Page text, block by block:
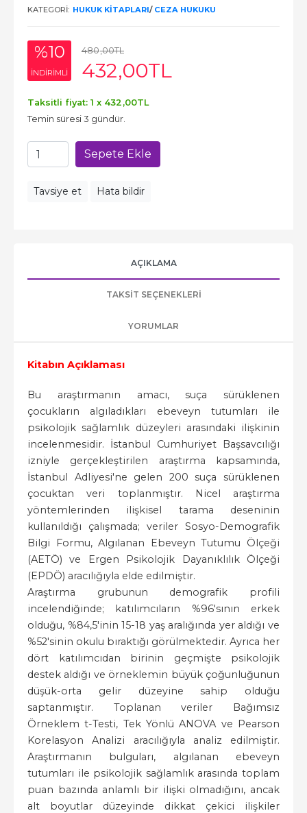
KATEGORI: HUKUK KITAPLARI/ CEZA HUKUKU
%10
INDIRIMLI
480,00TL
432,00TL
Taksitli fiyat: 1 x 432 ,00TL
Temin süresi 3 gündür.
Sepete Ekle
Tavsiye et Hata bildir
AÇIKLAMA
TAKSIT SEÇENEKLERI
YORUMLAR
Kitabın Açıklaması
Bu araştırmanın amacı, suça sürüklenen
çocukların algıladıkları ebeveyn tutumları ile
psikolojik sağlamlık düzeyleri arasındaki ilişkinin
incelenmesidir. İstanbul Cumhuriyet Başsavcılığı
izniyle gerçekleştirilen araştırma kapsamında,
İstanbul Adliyesi'ne gelen 200 suça sürüklenen
çocuktan veri toplanmıştır. Nicel araştırma
yöntemlerinden ilişkisel tarama deseninin
kullanıldığı çalışmada; veriler Sosyo-Demografik
Bilgi Formu, Algılanan Ebeveyn Tutumu Ölçeği
(AETÖ) ve Ergen Psikolojik Dayanıklılık Ölçeği
(EPDÖ) aracılığıyla elde edilmiştir.
Araştırma grubunun demografik profili
incelendiğinde; katılımcıların %96'sının erkek
olduğu, %84,5'inin 15-18 yaş aralığında yer aldığı ve
%52'sinin okulu bıraktığı görülmektedir. Ayrıca her
dört katılımcıdan birinin geçmişte psikolojik
destek aldığı ve örneklemin büyük çoğunluğunun
düşük-orta gelir düzeyine sahip olduğu
saptanmıştır. Toplanan veriler Bağımsız
Örneklem t-Testi, Tek Yönlü ANOVA ve Pearson
Korelasyon Analizi aracılığıyla analiz edilmiştir.
Araştırmanın bulguları, algılanan ebeveyn
tutumları ile psikolojik sağlamlık arasında toplam
puan bazında anlamlı bir ilişki olmadığını, ancak
alt boyutlar düzeyinde dikkat çekici ilişkiler